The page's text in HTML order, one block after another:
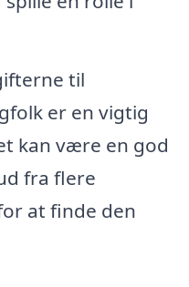
til
er en vigtig
kan være en god
fra flere
at finde den